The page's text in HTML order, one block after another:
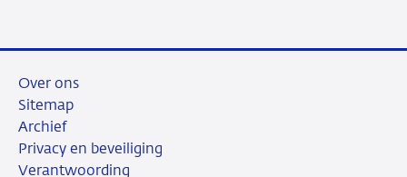
Over ons
Sitemap
Archief
Privacy en beveiliging
Verantwoording